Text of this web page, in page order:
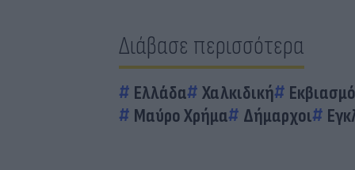
Διάβασε περισσότερα
Ελλάδα Χαλκιδική
Μαύρο Χρήμα
Δήμαρχοι